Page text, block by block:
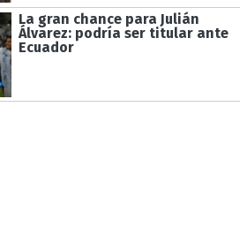
La gran chance para Julián
Álvarez: podría ser titular ante
Ecuador